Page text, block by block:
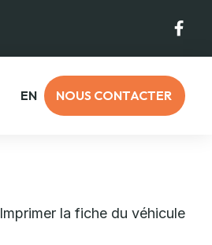
EN NOUS CONTACTER
Imprimer la fiche du véhicule